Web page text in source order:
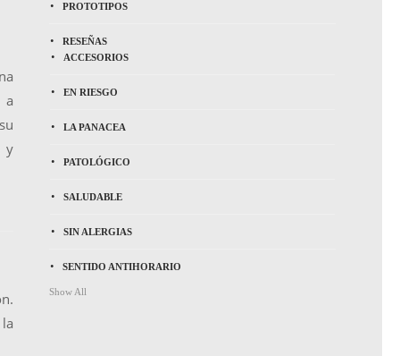
a
y
PROTOTIPOS
RESEÑAS
ACCESORIOS
EN RIESGO
LA PANACEA
PATOLÓGICO
SALUDABLE
SIN ALERGIAS
SENTIDO ANTIHORARIO
Show All